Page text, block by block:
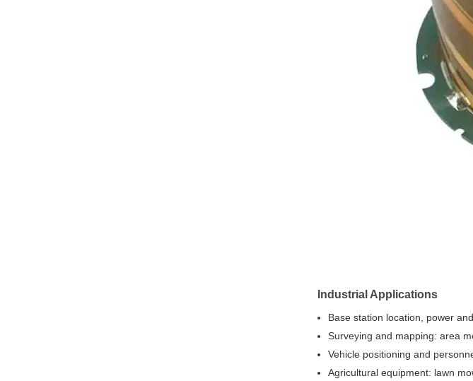
Industrial Applications
Base station location, power
Surveying and mapping: area
Vehicle positioning and
Agricultural equipment: lawn